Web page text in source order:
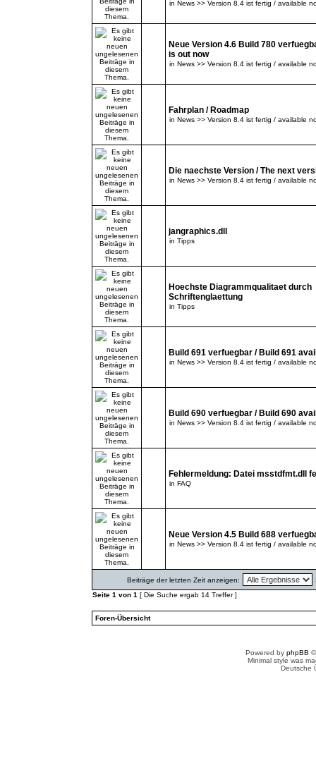
in News >> Version 8.4 ist fertig / available
Neue Version 4.6 Build 780
is out now
in News >> Version 8.4 ist fertig / available
Fahrplan / Roadmap
in News >> Version 8.4 ist fertig / available
Die naechste Version / The next
in News >> Version 8.4 ist fertig / available
jangraphics.dll
in Tipps
Hoechste Diagrammqualitaet durch
Schriftenglaettung
in Tipps
Build 691 verfuegbar / Build 691
in News >> Version 8.4 ist fertig / available
Build 690 verfuegbar / Build 690
in News >> Version 8.4 ist fertig / available
Fehlermeldung: Datei msstdfmt.dll
in FAQ
Neue Version 4.5 Build 688
in News >> Version 8.4 ist fertig / available
Beiträge der letzten Zeit anzeigen:
Seite 1 von 1 [ Die Suche ergab 14 Treffer ]
Foren-Übersicht
Powered by phpBB
Minimal style was
Deutsche